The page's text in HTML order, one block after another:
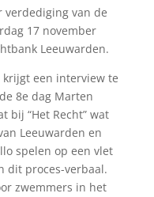
van de
17 november
Leeuwarden.
een interview te
8e dag Marten
bij “Het Recht” wat
Leeuwarden en
spelen op een vlet
dit proces-verbaal.
zwemmers in het